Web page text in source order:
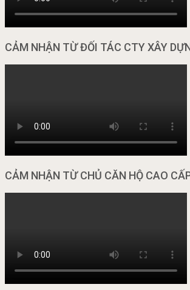
CẢM NHẬN TỪ ĐỐI TÁC CTY XÂY
CẢM NHẬN TỪ CHỦ CĂN HỘ CAO